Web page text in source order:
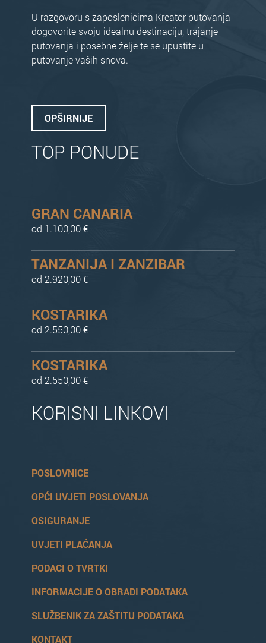
U razgovoru s zaposlenicima Kreator putovanja
dogovorite svoju idealnu destinaciju, trajanje
putovanja i posebne želje te se upustite u
putovanje vaših snova.
OPŠIRNIJE
TOP PONUDE
GRAN CANARIA
od 1.100,00 €
TANZANIJA I ZANZIBAR
od 2.920,00 €
KOSTARIKA
od 2.550,00 €
KOSTARIKA
od 2.550,00 €
KORISNI LINKOVI
POSLOVNICE
OPĆI UVJETI POSLOVANJA
OSIGURANJE
UVJETI PLAĆANJA
PODACI O TVRTKI
INFORMACIJE O OBRADI PODATAKA
SLUŽBENIK ZA ZAŠTITU PODATAKA
KONTAKT